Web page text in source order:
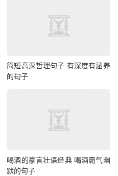
简短高深哲理句子 有深度有涵养
的句子
喝酒的豪言壮语经典 喝酒霸气幽
默的句子